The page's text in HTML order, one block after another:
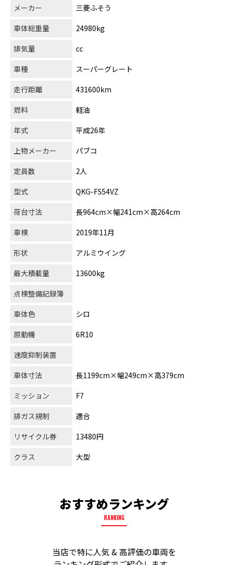
メーカー
三菱ふそう
車体総重量
24980kg
排気量
cc
車種
スーパーグレート
走行距離
431600km
燃料
軽油
年式
平成26年
上物メーカー
パブコ
定員数
2人
型式
QKG-FS54VZ
荷台寸法
長964cm×幅241cm×高264cm
車検
2019年11月
形状
アルミウイング
最大積載量
13600kg
点検整備記録簿
車体色
シロ
原動機
6R10
速度抑制装置
車体寸法
長1199cm×幅249cm×高379cm
ミッション
F7
排ガス規制
適合
リサイクル券
13480円
クラス
大型
おすすめランキング
RANKING
当店で特に人気 & 高評価の車両を